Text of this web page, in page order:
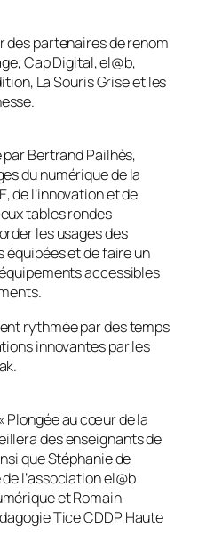
des partenaires de renom
Cap Digital, el@b,
La Souris Grise et les
Bertrand Pailhès,
du numérique de la
de l’innovation et de
tables rondes
les usages des
et de faire un
accessibles
rythmée par des temps
innovantes par les
Plongée au cœur de la
des enseignants de
que Stéphanie de
l’association el@b
et Romain
Tice CDDP Haute